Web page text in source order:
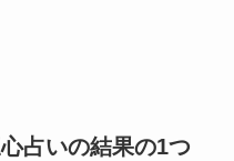
占いの結果の1つ